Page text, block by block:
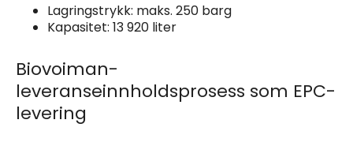
Lagringstrykk: maks. 250 barg
Kapasitet: 13 920 liter
Biovoiman-
leveranseinnholdsprosess som EPC-
levering